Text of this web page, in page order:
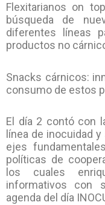
Flexitarianos on
búsqueda de
diferentes líneas
productos no
Snacks cárnicos:
consumo de estos
El día 2 contó con
línea de inocuidad
ejes
políticas de
los cuales
informativos con
agenda del día